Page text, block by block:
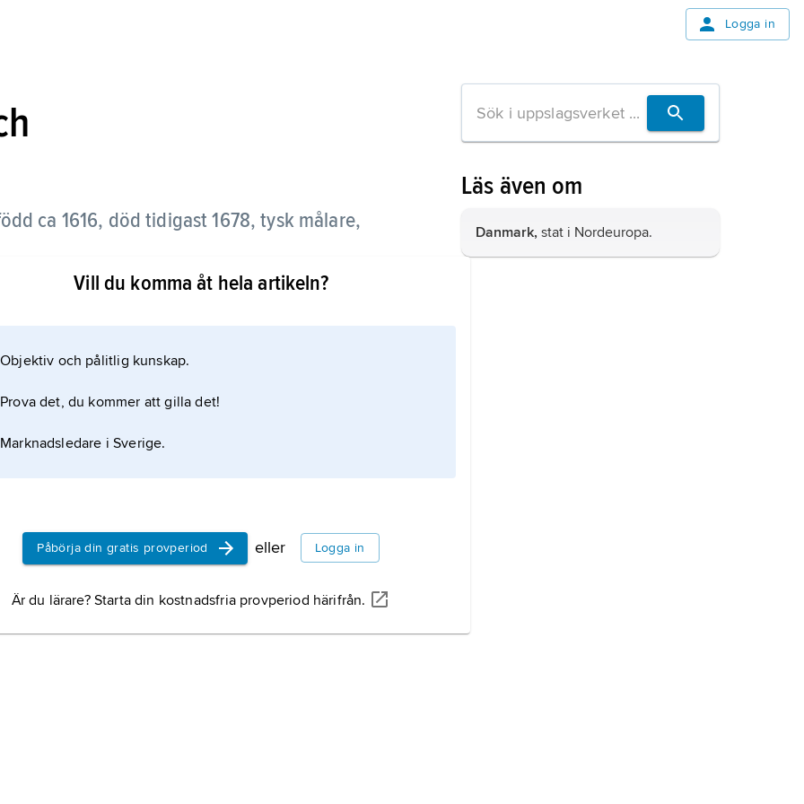
Logga in
ca 1616, död tidigast 1678, tysk målare,
med t.ex. genrebilder som
är dold. Furstliga uppdragsgivare skildras
värdefull är den detaljrika
Vill du komma åt hela artikeln?
Objektiv och pålitlig kunskap.
Prova det, du kommer att gilla det!
Marknadsledare i Sverige.
Påbörja din gratis provperiod eller Logga in
Är du lärare? Starta din kostnadsfria provperiod härifrån.
Läs även om
Danmark, stat i Nordeuropa.